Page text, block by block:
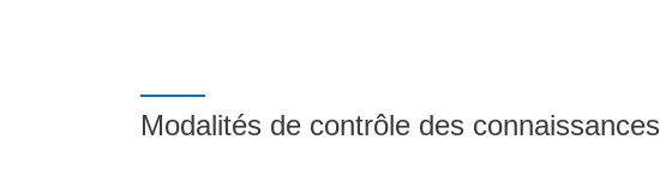
Modalités de contrôle des connaissances